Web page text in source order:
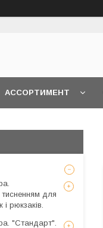
АССОРТИМЕНТ
для
рюкзаків.
"Стандарт".